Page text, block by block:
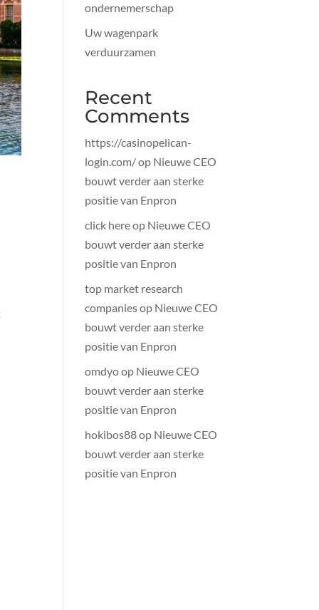
ondernemerschap
Uw wagenpark
verduurzamen
Recent
Comments
https://casinopelican-
login.com/op Nieuwe CEO
bouwt verder aan sterke
positie van Enpron
click hereop Nieuwe CEO
bouwt verder aan sterke
positie van Enpron
top market research
companiesop Nieuwe CEO
bouwt verder aan sterke
positie van Enpron
omdyoop Nieuwe CEO
bouwt verder aan sterke
positie van Enpron
hokibos88op Nieuwe CEO
bouwt verder aan sterke
positie van Enpron